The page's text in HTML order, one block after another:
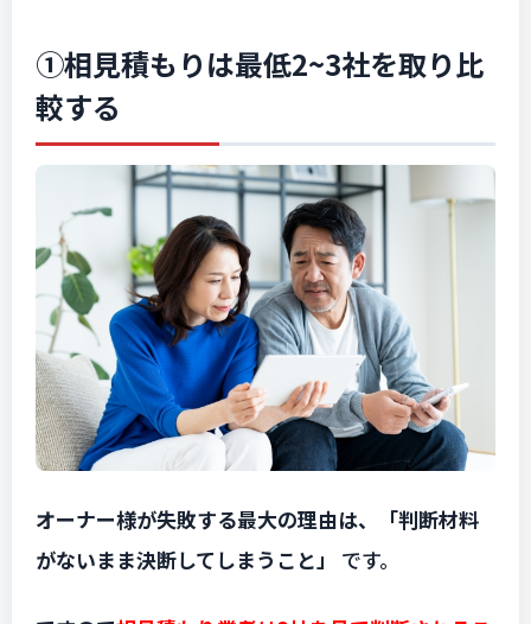
①相見積もりは最低2~3社を取り比
較する
オーナー様が失敗する最大の理由は、「判断材料
がないまま決断してしまうこと」
です。